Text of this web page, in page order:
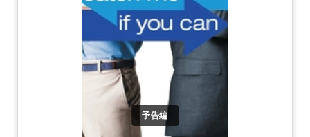
予告編